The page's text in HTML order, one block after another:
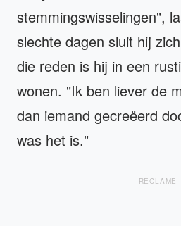
stemmingswisselingen",
slechte dagen sluit hij
die reden is hij in een
wonen. "Ik ben liever de
dan iemand gecreëerd
was het is."
RECLAME